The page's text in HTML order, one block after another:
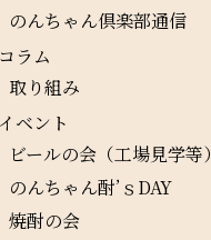
のんちゃん倶楽部通信
コラム
取り組み
イベント
ビールの会（工場見学等）
のんちゃん酎’ｓDAY
焼酎の会